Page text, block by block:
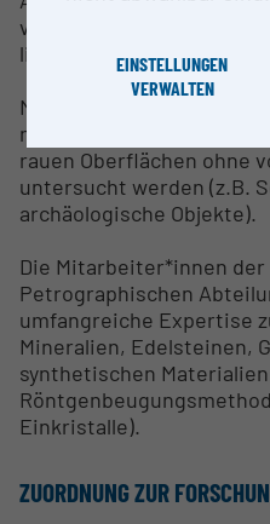
vorkommenden als auch
liefern kann.
Mithilfe eines
mit dem vorhandenen
rauen Oberflächen ohne
untersucht werden (z.B.
archäologische Objekte).
Die Mitarbeiter*innen
Petrographischen
umfangreiche Expertise
Mineralien, Edelsteinen,
synthetischen
Einkristalle).
ZUORDNUNG ZUR
EINSTELLUNGEN
VERWALTEN